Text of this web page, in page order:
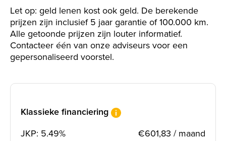
Let op: geld lenen kost ook geld. De berekende
prijzen zijn inclusief 5 jaar garantie of 100.000 km.
Alle getoonde prijzen zijn louter informatief.
Contacteer één van onze adviseurs voor een
gepersonaliseerd voorstel.
Klassieke financiering
JKP: 5.49%
€601,83 / maand